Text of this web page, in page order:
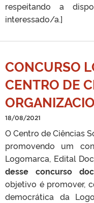
respeitando a
interessado/a.]
CONCURSO
CENTRO DE
18/08/2021
O Centro de Ciências
promovendo um
Logomarca, Edital
desse concurso
objetivo é promover,
democrática da